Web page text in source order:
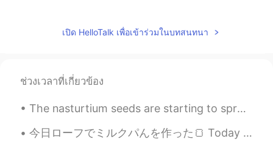
庭に育てるチェリートマトは味が濃い
庭で育てるチェリートマトは味が濃い
し、とてもジュシーだ
เปิด HelloTalk เพื่อเข้าร่วมในบทสนทนา
ช่วงเวลาที่เกี่ยวข้อง
The nasturtium seeds are starting to sprout! The 3rd picture is an example of what the blooms wil...
今日ローフでミルクパんを作った🍞 Today I made some milk bread in loafs. 1つのローフがサンドのパンで使えたいだから２つな形で作って見た I want t...